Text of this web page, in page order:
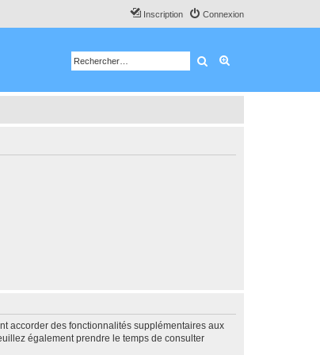
Connexion
Inscription
Rechercher
accorder des fonctionnalités supplémentaires aux
également prendre le temps de consulter